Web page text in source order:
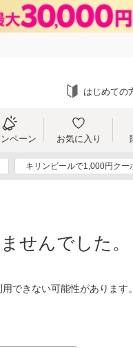
はじめての
ペーン お気に入り
キリンビールで1,000円クー
せんでした。
できない可能性があります。